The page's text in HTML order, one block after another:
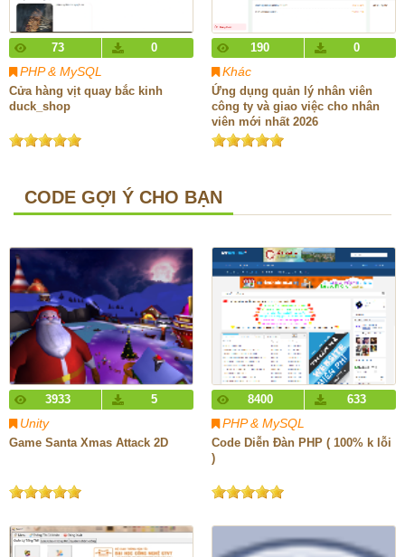
73 0
PHP & MySQL
Cửa hàng vịt quay bắc kinh
duck_shop
190 0
Khác
Ứng dụng quản lý nhân viên
công ty và giao việc cho nhân
viên mới nhất 2026
CODE GỢI Ý CHO BẠN
3933 5
Unity
Game Santa Xmas Attack 2D
8400 633
PHP & MySQL
Code Diễn Đàn PHP ( 100% k lỗi
)